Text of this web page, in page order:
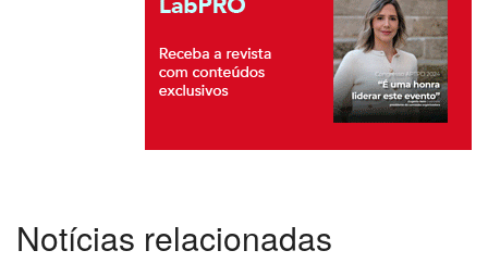
Notícias relacionadas